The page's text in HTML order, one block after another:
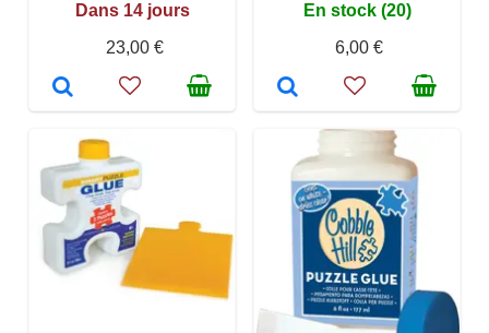
Dans 14 jours
23,00 €
En stock (20)
6,00 €